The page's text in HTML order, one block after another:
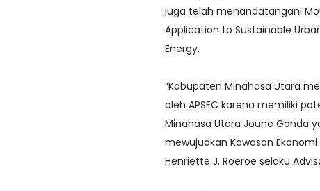
juga telah menandatangani
Application to Sustainable
Energy.
“Kabupaten Minahasa Utara
oleh APSEC karena memiliki
Minahasa Utara Joune Ganda
mewujudkan Kawasan
Henriette J. Roeroe selaku